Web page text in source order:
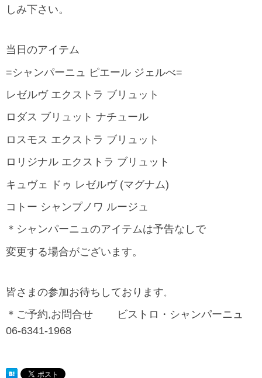
しみ下さい。
当日のアイテム
=シャンパーニュ ピエール ジェルべ=
レゼルヴ エクストラ ブリュット
ロダス ブリュット ナチュール
ロスモス エクストラ ブリュット
ロリジナル エクストラ ブリュット
キュヴェ ドゥ レゼルヴ (マグナム)
コトー シャンプノワ ルージュ
＊シャンパーニュのアイテムは予告なしで
変更する場合がございます。
皆さまの参加お待ちしております 。
＊ご予約,お問合せ ビストロ・シャンパーニュ
06-6341-1968